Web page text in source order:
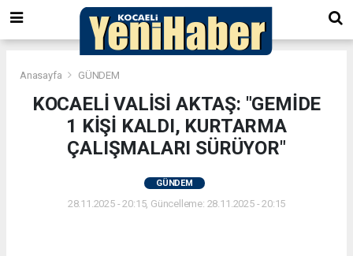
Anasayfa GÜNDEM
KOCAELİ VALİSİ AKTAŞ: "GEMİDE
1 KİŞİ KALDI, KURTARMA
ÇALIŞMALARI SÜRÜYOR"
GÜNDEM
28.11.2025 - 20:15, Güncelleme: 28.11.2025 - 20:15